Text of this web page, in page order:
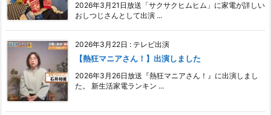
2026年3月21日放送「サクサクヒムヒム」に家電が詳しい
おしつじさんとして出演 ...
2026年3月22日 : テレビ出演
【熱狂マニアさん！】出演しました
2026年3月26日放送『熱狂マニアさん！』に出演しまし
た。 新生活家電ランキン ...